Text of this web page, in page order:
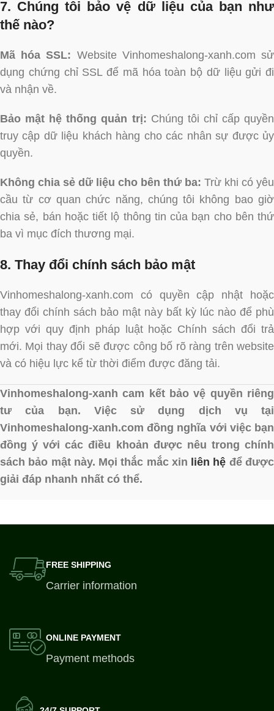
7. Chúng tôi bảo vệ dữ liệu của bạn như
thế nào?
Mã hóa SSL: Website Vinhomeshalong-xanh.com sử
dụng chứng chỉ SSL để mã hóa toàn bộ dữ liệu gửi đi
và nhận về.
Bảo mật hệ thống quản trị: Chúng tôi chỉ cấp quyền
truy cập dữ liệu khách hàng cho các nhân sự được ủy
quyền.
Không chia sẻ dữ liệu cho bên thứ ba: Trừ khi có yêu
cầu từ cơ quan chức năng, chúng tôi không bao giờ
chia sẻ, bán hoặc tiết lộ thông tin của bạn cho bên thứ
ba vì mục đích thương mại.
8. Thay đổi chính sách bảo mật
Vinhomeshalong-xanh.com có quyền cập nhật hoặc
thay đổi chính sách bảo mật này bất kỳ lúc nào để phù
hợp với quy định pháp luật hoặc Chính sách đổi trả
mới. Mọi thay đổi sẽ được công bố rõ ràng trên website
và có hiệu lực kể từ thời điểm được đăng tải.
Vinhomeshalong-xanh cam kết bảo vệ quyền riêng
tư của bạn. Việc sử dụng dịch vụ tại
Vinhomeshalong-xanh.com đồng nghĩa với việc bạn
đồng ý với các điều khoản được nêu trong chính
sách bảo mật này. Mọi thắc mắc xin liên hệ để được
giải đáp nhanh nhất có thể.
FREE SHIPPING
Carrier information
ONLINE PAYMENT
Payment methods